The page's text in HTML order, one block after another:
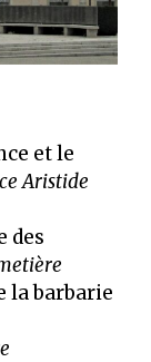
et le
Aristide
des
la barbarie